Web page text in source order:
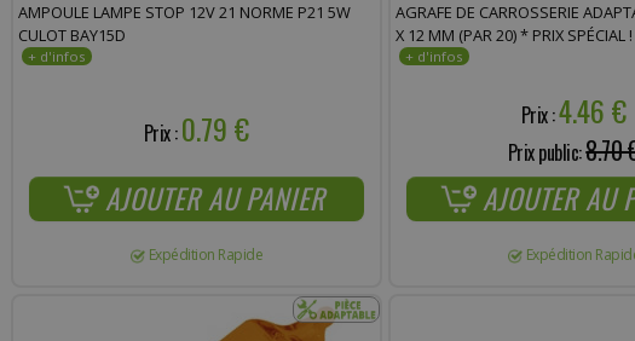
AMPOULE LAMPE STOP 12V 21 NORME P21 5W
CULOT BAY15D
Prix :0.79 €
AJOUTER AU PANIER
Expédition Rapide
AGRAFE DE CARROSSERIE
X 12 MM (PAR 20) * PRIX SPÉCIAL !
Prix :4.46 €
Prix public:8.70
AJOUTER AU
Expédition